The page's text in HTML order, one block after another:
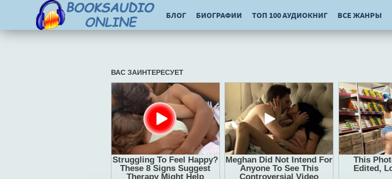
БЛОГ БИОГРАФИИ ТОП 100 АУДИОКНИГ ВСЕ ЖАНРЫ